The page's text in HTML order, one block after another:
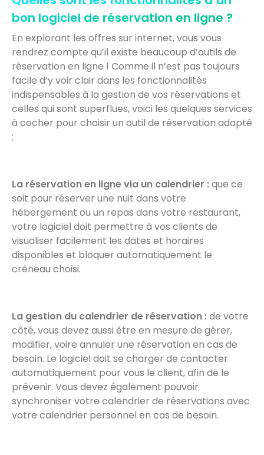
bon logiciel de réservation en ligne ?
En explorant les offres sur internet, vous vous
rendrez compte qu’il existe beaucoup d’outils de
réservation en ligne ! Comme il n’est pas toujours
facile d’y voir clair dans les fonctionnalités
indispensables à la gestion de vos réservations et
celles qui sont superflues, voici les quelques services
à cocher pour choisir un outil de réservation adapté
:
La réservation en ligne via un calendrier :que ce
soit pour réserver une nuit dans votre
hébergement ou un repas dans votre restaurant,
votre logiciel doit permettre à vos clients de
visualiser facilement les dates et horaires
disponibles et bloquer automatiquement le
créneau choisi.
La gestion du calendrier de réservation :de votre
côté, vous devez aussi être en mesure de gérer,
modifier, voire annuler une réservation en cas de
besoin. Le logiciel doit se charger de contacter
automatiquement pour vous le client, afin de le
prévenir. Vous devez également pouvoir
synchroniser votre calendrier de réservations avec
votre calendrier personnel en cas de besoin.